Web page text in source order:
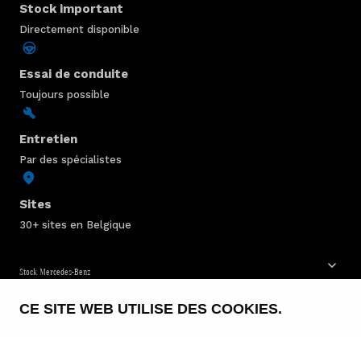
CE SITE WEB UTILISE DES COOKIES.
Stock important
Directement disponible
Essai de conduite
Toujours possible
Entretien
Par des spécialistes
Sites
30+ sites en Belgique
Stock Mercedes-Benz
Service & entretien